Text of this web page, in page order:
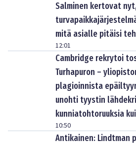
Salminen kertovat
mitä asialle pitäisi
12:01
Cambridge rekrytoi
Turhapuron –
plagioinnista
unohti tyystin
kunniatohtoruuksia
10:50
Antikainen: Lindtman